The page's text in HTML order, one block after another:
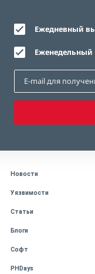
Ежедневный
Еженедельный
Новости
Уязвимости
Статьи
Блоги
Софт
PHDays